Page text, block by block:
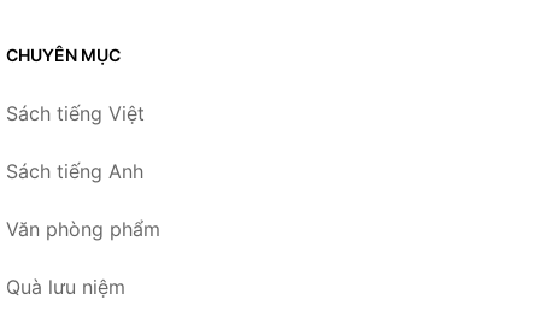
CHUYÊN MỤC
Sách tiếng Việt
Sách tiếng Anh
Văn phòng phẩm
Quà lưu niệm